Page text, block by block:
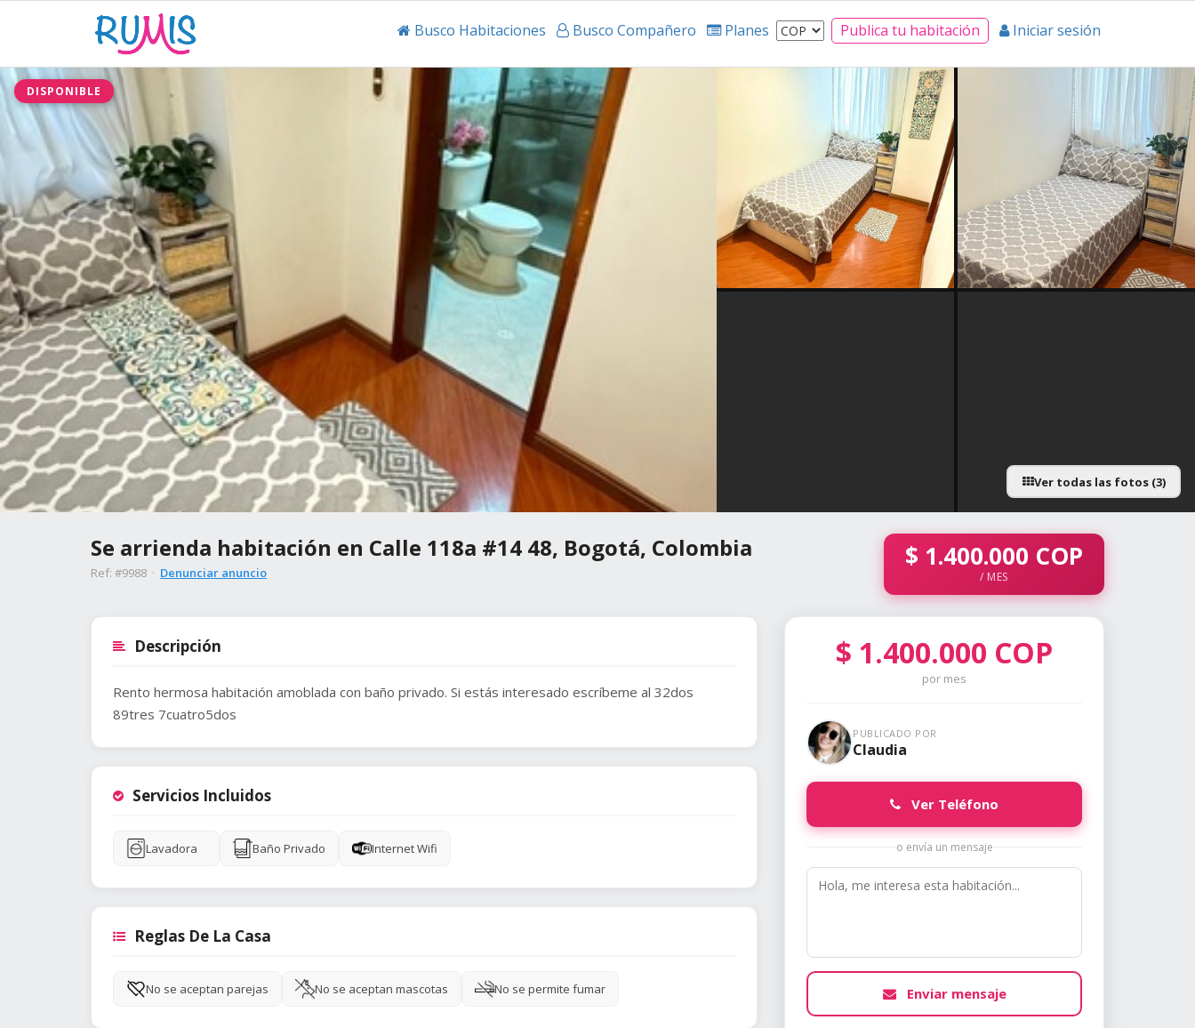
Busco Habitaciones Busco Compañero Planes Publica tu habitación Iniciar sesión
DISPONIBLE
Ver todas las fotos (3)
Se arrienda habitación en Calle 118a #14 48, Bogotá, Colombia
Ref: #9988 · Denunciar anuncio
$ 1.400.000 COP
/ MES
Descripción
Rento hermosa habitación amoblada con baño privado. Si estás interesado escríbeme al 32dos
89tres 7cuatro5dos
Servicios Incluidos
Lavadora Baño Privado Internet Wifi
Reglas De La Casa
No se aceptan parejas No se aceptan mascotas No se permite fumar
$ 1.400.000 COP
por mes
PUBLICADO POR
Claudia
Ver Teléfono
o envía un mensaje
Enviar mensaje